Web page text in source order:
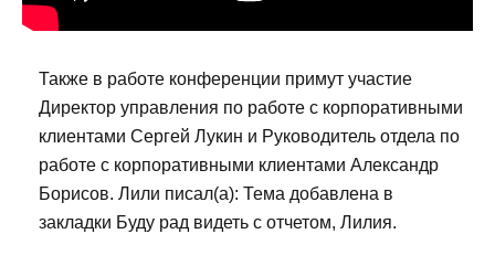
Также в работе конференции примут участие
Директор управления по работе с корпоративными
клиентами Сергей Лукин и Руководитель отдела по
работе с корпоративными клиентами Александр
Борисов. Лили писал(а): Тема добавлена в
закладки Буду рад видеть с отчетом, Лилия.